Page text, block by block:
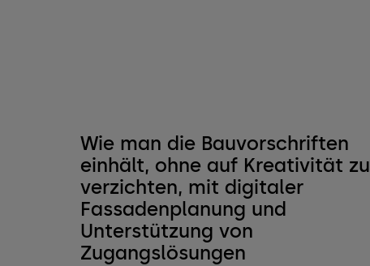
Wie man die Bauvorschriften
einhält, ohne auf Kreativität zu
verzichten, mit digitaler
Fassadenplanung und
Unterstützung von
Zugangslösungen